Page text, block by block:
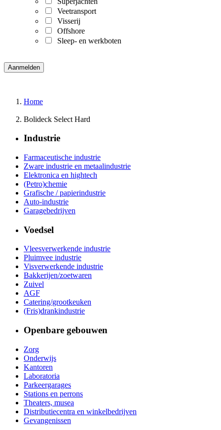
Veetransport
Visserij
Offshore
Sleep- en werkboten
Home
Bolideck Select Hard
Industrie
Farmaceutische industrie
Zware industrie en metaalindustrie
Elektronica en hightech
(Petro)chemie
Grafische / papierindustrie
Auto-industrie
Garagebedrijven
Voedsel
Vleesverwerkende industrie
Pluimvee industrie
Visverwerkende industrie
Bakkerijen/zoetwaren
Zuivel
AGF
Catering/grootkeuken
(Fris)drankindustrie
Openbare gebouwen
Zorg
Onderwijs
Kantoren
Laboratoria
Parkeergarages
Stations en perrons
Theaters, musea
Distributiecentra en winkelbedrijven
Gevangenissen